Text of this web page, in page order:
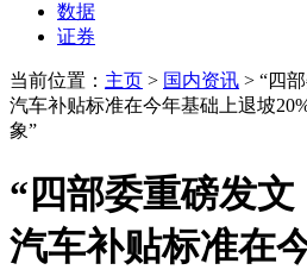
数据
证券
当前位置： 主页 > 国内资讯 > “四
汽车补贴标准在今年基础上退坡
象”
“四部委重磅发
汽车补贴标准在